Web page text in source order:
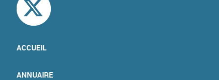
ACCUEIL
ANNUAIRE